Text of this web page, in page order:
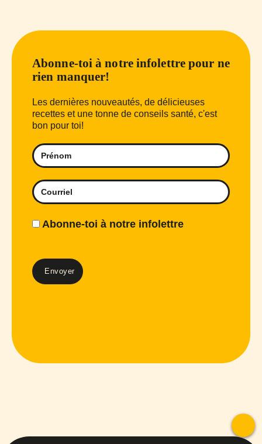
Abonne-toi à notre infolettre pour ne
rien manquer!
Les dernières nouveautés, de délicieuses
recettes et une tonne de conseils santé, c'est
bon pour toi!
Abonne-toi à notre infolettre